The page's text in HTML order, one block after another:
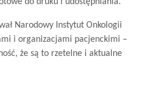
Narodowy Instytut Onkologii
i organizacjami pacjenckimi –
że są to rzetelne i aktualne